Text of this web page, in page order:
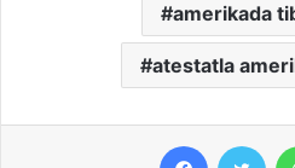
amerikada
atestatla
Facebook